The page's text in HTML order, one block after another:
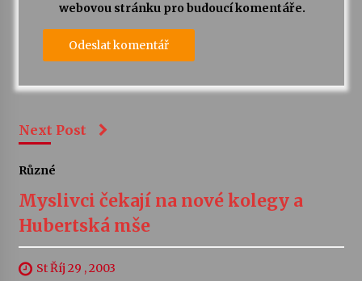
webovou stránku pro budoucí komentáře.
Next Post
Různé
Myslivci čekají na nové kolegy a
Hubertská mše
St Říj 29 , 2003